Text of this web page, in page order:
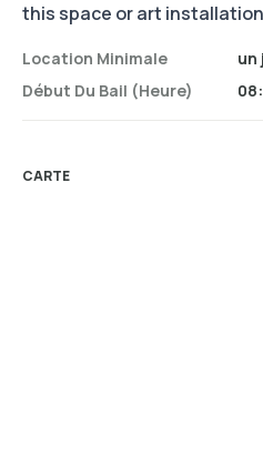
this space or art
Location Minimale
Début Du Bail (heure)
un
CARTE